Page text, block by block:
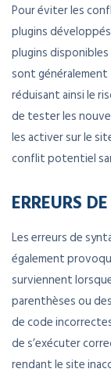
Pour éviter les
plugins
plugins
sont
réduisant ainsi le
de tester les
les activer sur le
conflit potentiel
ERREURS
Les erreurs de
également
surviennent
parenthèses ou
de code
de s’exécuter
rendant le site